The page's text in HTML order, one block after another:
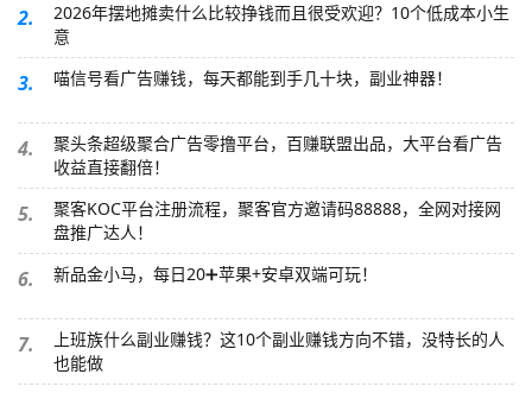
2.
2026年摆地摊卖什么比较挣钱而且很受欢迎？10个低成本小生
意
3. 喵信号看广告赚钱，每天都能到手几十块，副业神器！
4.
聚头条超级聚合广告零撸平台，百赚联盟出品，大平台看广告
收益直接翻倍！
5.
聚客KOC平台注册流程，聚客官方邀请码88888，全网对接网
盘推广达人！
6. 新品金小马，每日20➕苹果+安卓双端可玩！
7.
上班族什么副业赚钱？这10个副业赚钱方向不错，没特长的人
也能做